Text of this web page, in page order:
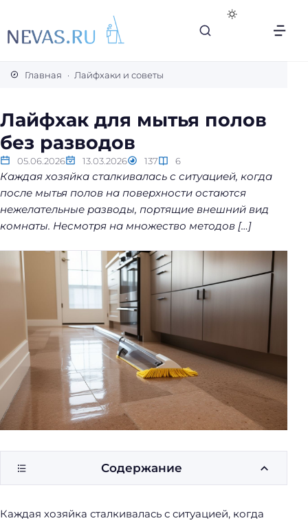
е
к
р
е
т
ы
л
о
р
к
Главная Лайфхаки и советы
Лайфхак для мытья полов
без разводов
05.06.2026 13.03.2026 137 6
Каждая хозяйка сталкивалась с ситуацией, когда
после мытья полов на поверхности остаются
нежелательные разводы, портящие внешний вид
комнаты. Несмотря на множество методов […]
Каждая хозяйка сталкивалась с ситуацией, когда
Содержание